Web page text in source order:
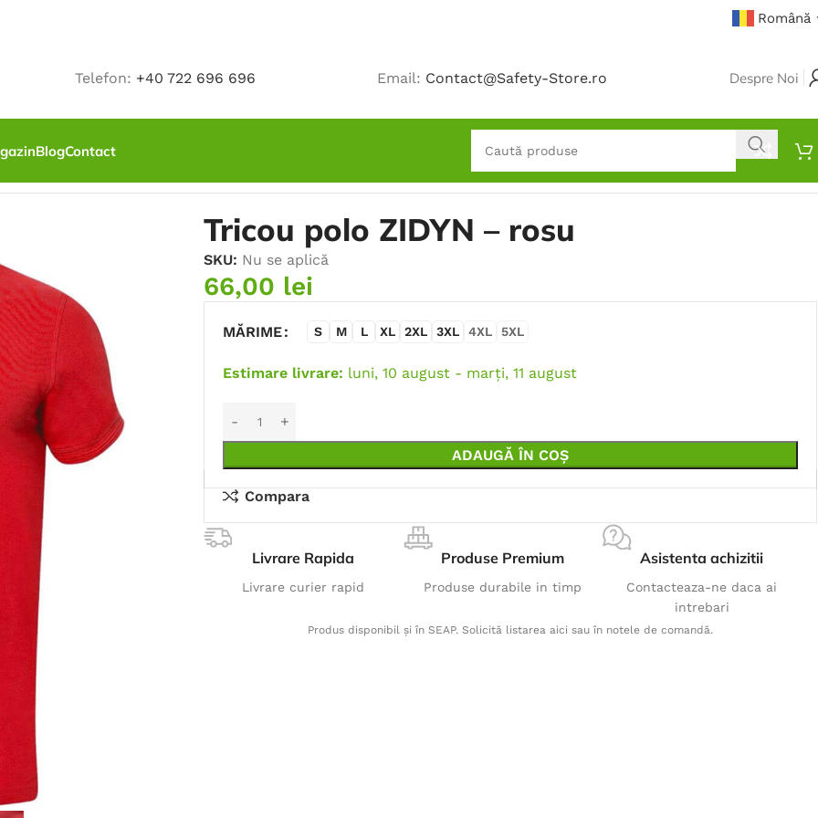
Română
Telefon: +40 722 696 696 Email: Contact@Safety-Store.ro Despre Noi
BlogContact
Tricou polo ZIDYN – rosu
SKU: Nu se aplică
66,00 lei
MĂRIME S M L XL 2XL 3XL 4XL 5XL
Estimare livrare: luni, 10 august - marți, 11 august
ADAUGĂ ÎN COȘ
Compara
Livrare Rapida
Livrare curier rapid
Produse Premium
Produse durabile in timp
Asistenta achizitii
Contacteaza-ne daca ai
intrebari
Produs disponibil și în SEAP. Solicită listarea aici sau în notele de comandă.